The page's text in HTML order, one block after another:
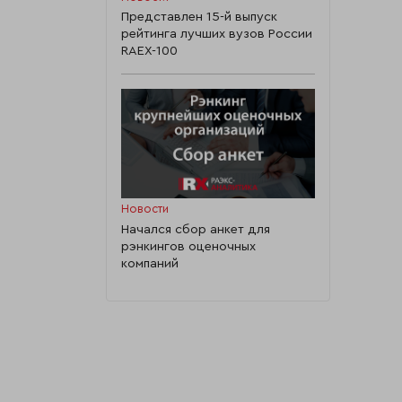
Представлен 15-й выпуск
рейтинга лучших вузов России
RAEX-100
Новости
Начался сбор анкет для
рэнкингов оценочных
компаний